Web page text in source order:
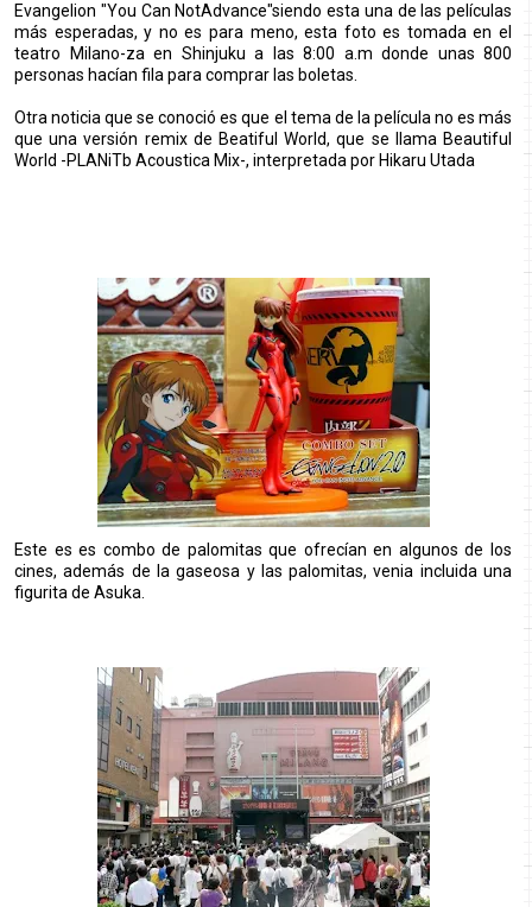
Evangelion "You Can NotAdvance"siendo esta una de las películas
más esperadas, y no es para meno, esta foto es tomada en el
teatro Milano-za en Shinjuku a las 8:00 a.m donde unas 800
personas hacían fila para comprar las boletas.
Otra noticia que se conoció es que el tema de la película no es más
que una versión remix de Beatiful World, que se llama Beautiful
World -PLANiTb Acoustica Mix-, interpretada por Hikaru Utada
Este es es combo de palomitas que ofrecían en algunos de los
cines, además de la gaseosa y las palomitas, venia incluida una
figurita de Asuka.